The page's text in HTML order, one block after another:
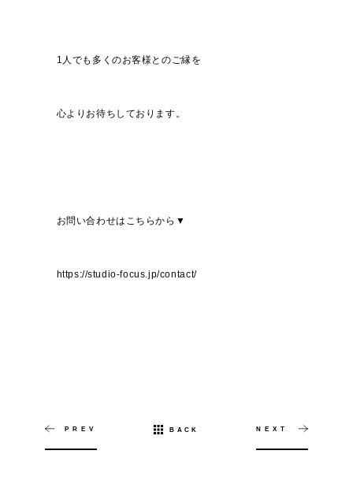
1人でも多くのお客様とのご縁を
心よりお待ちしております。
お問い合わせはこちらから▼
https://studio-focus.jp/contact/
PREV BACK NEXT